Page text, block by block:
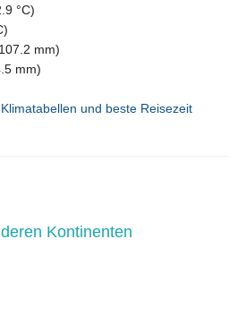
°C)
mm)
mm)
und beste Reisezeit
Kontinenten